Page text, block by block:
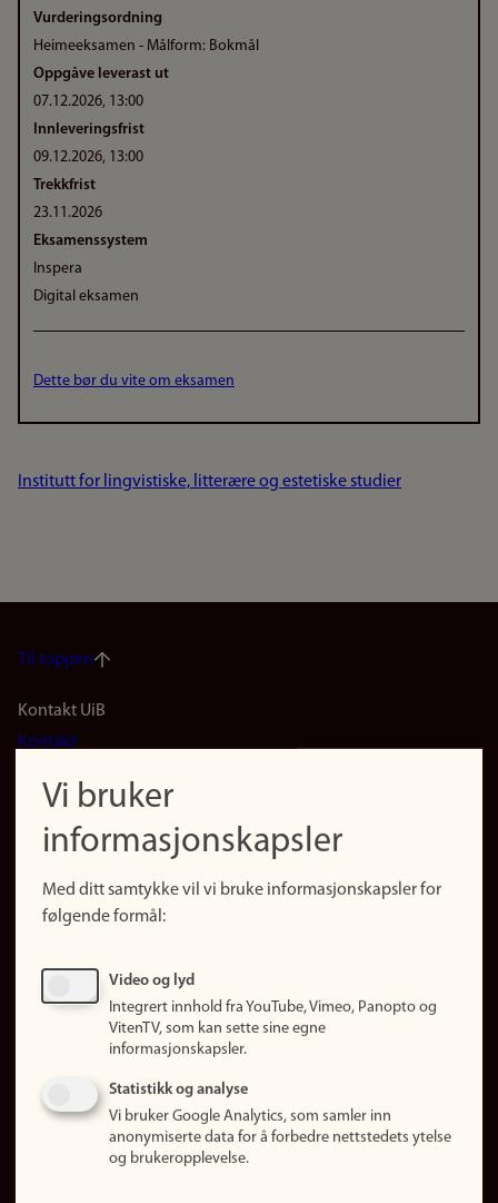
Vurderingsordning
Heimeeksamen - Målform: Bokmål
Oppgåve leverast ut
07.12.2026, 13:00
Innleveringsfrist
09.12.2026, 13:00
Trekkfrist
23.11.2026
Eksamenssystem
Inspera
Digital eksamen
Dette bør du vite om eksamen
Institutt for lingvistiske, litterære og estetiske studier
Til toppen
Footer
(no)
Kontakt UiB
Kontakt
Finn forsker
Presse
Finn studier
Ledige stillinger
Om nettstedet
Informasjonskapsler
Vi bruker
informasjonskapsler
Med ditt samtykke vil vi bruke informasjonskapsler for
følgende formål:
Video og lyd
Integrert innhold fra YouTube, Vimeo, Panopto og
VitenTV, som kan sette sine egne
informasjonskapsler.
Statistikk og analyse
Vi bruker Google Analytics, som samler inn
anonymiserte data for å forbedre nettstedets ytelse
og brukeropplevelse.